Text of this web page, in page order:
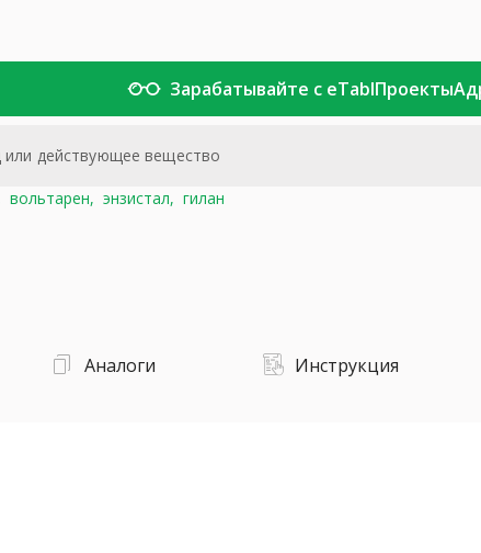
Зарабатывайте с eTablПроекты
вольтарен, энзистал, гилан
Аналоги Инструкция